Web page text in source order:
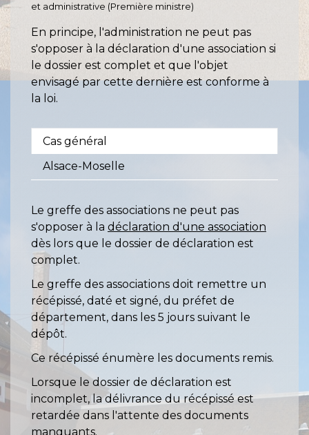
et administrative (Première ministre)
En principe, l'administration ne peut pas
s'opposer à la déclaration d'une association si
le dossier est complet et que l'objet
envisagé par cette dernière est conforme à
la loi.
Cas général
Alsace-Moselle
Le greffe des associations ne peut pas
s'opposer à la déclaration d'une association
dès lors que le dossier de déclaration est
complet.
Le greffe des associations doit remettre un
récépissé, daté et signé, du préfet de
département, dans les 5 jours suivant le
dépôt.
Ce récépissé énumère les documents remis.
Lorsque le dossier de déclaration est
incomplet, la délivrance du récépissé est
retardée dans l'attente des documents
manquants.